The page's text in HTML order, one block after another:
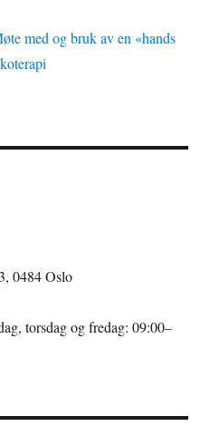
med og bruk av en «hands
0484 Oslo
torsdag og fredag: 09:00–